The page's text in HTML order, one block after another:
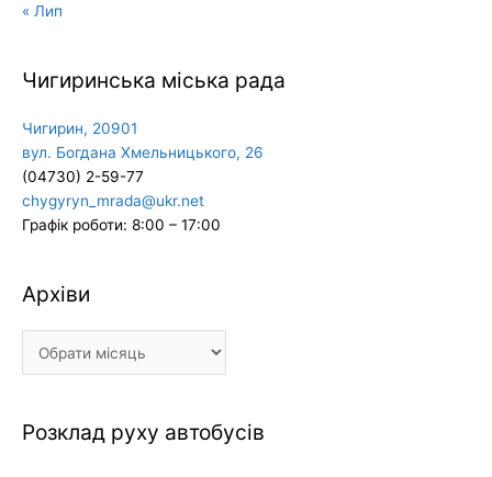
« Лип
Чигиринська міська рада
Чигирин, 20901
вул. Богдана Хмельницького, 26
(04730) 2-59-77
chygyryn_mrada@ukr.net
Графік роботи: 8:00 – 17:00
Архіви
Архіви
Розклад руху автобусів